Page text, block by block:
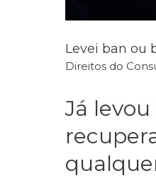
Levei ban ou
Direitos do
Já